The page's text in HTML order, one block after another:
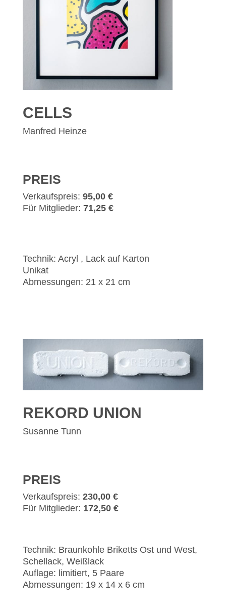
CELLS
Manfred Heinze
PREIS
Verkaufspreis: 95,00 €
Für Mitglieder: 71,25 €
Technik: Acryl , Lack auf Karton
Unikat
Abmessungen: 21 x 21 cm
REKORD UNION
Susanne Tunn
PREIS
Verkaufspreis: 230,00 €
Für Mitglieder: 172,50 €
Technik: Braunkohle Briketts Ost und West,
Schellack, Weißlack
Auflage: limitiert, 5 Paare
Abmessungen: 19 x 14 x 6 cm